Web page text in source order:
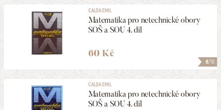
8/10
CALDA EMIL
Matematika pro netechnické obory
SOŠ a SOU 4. díl
60 Kč
CALDA EMIL
Matematika pro netechnické obory
SOŠ a SOU 4. díl